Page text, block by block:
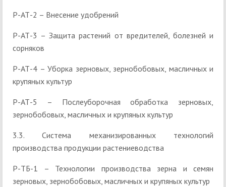
Р-АТ-2 – Внесение удобрений
Р-АТ-3 – Защита растений от вредителей, болезней и
сорняков
Р-АТ-4 – Уборка зерновых, зернобобовых, масличных и
крупяных культур
Р-АТ-5 – Послеуборочная обработка зерновых,
зернобобовых, масличных и крупяных культур
3.3. Система механизированных технологий
производства продукции растениеводства
Р-ТБ-1 – Технологии производства зерна и семян
зерновых, зернобобовых, масличных и крупяных культур